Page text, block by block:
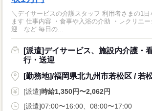
＼デイサービスの介護スタッフ 利用者さまの1
ます 仕事内容 ・食事や入浴の介助 ・レクリエ
迎 など 毎日の...
[派遣]デイサービス、施設内介護・
行・送迎
[勤務地]/福岡県北九州市若松区 / 若
[派遣]時給1,350円〜2,062円
[派遣]07:00〜16:00、08:00〜17:00